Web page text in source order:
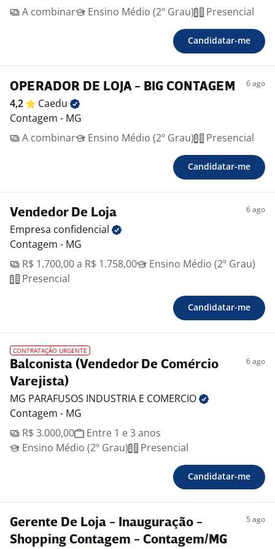
A combinar
Ensino Médio (2º Grau) Presencial
Candidatar-me
OPERADOR DE LOJA - BIG CONTAGEM 6 ago
4,2
Caedu
Contagem - MG
A combinar
Ensino Médio (2º Grau) Presencial
Candidatar-me
Vendedor De Loja 6 ago
Empresa confidencial
Contagem - MG
R$ 1.700,00 a R$ 1.758,00
Ensino Médio (2º Grau)
Presencial
Candidatar-me
CONTRATAÇÃO URGENTE
Balconista (Vendedor De Comércio
Varejista)
6 ago
MG PARAFUSOS INDUSTRIA E COMERCIO
Contagem - MG
R$ 3.000,00
Entre 1 e 3 anos
Ensino Médio (2º Grau)
Presencial
Candidatar-me
Gerente De Loja - Inauguração -
Shopping Contagem - Contagem/MG
5 ago